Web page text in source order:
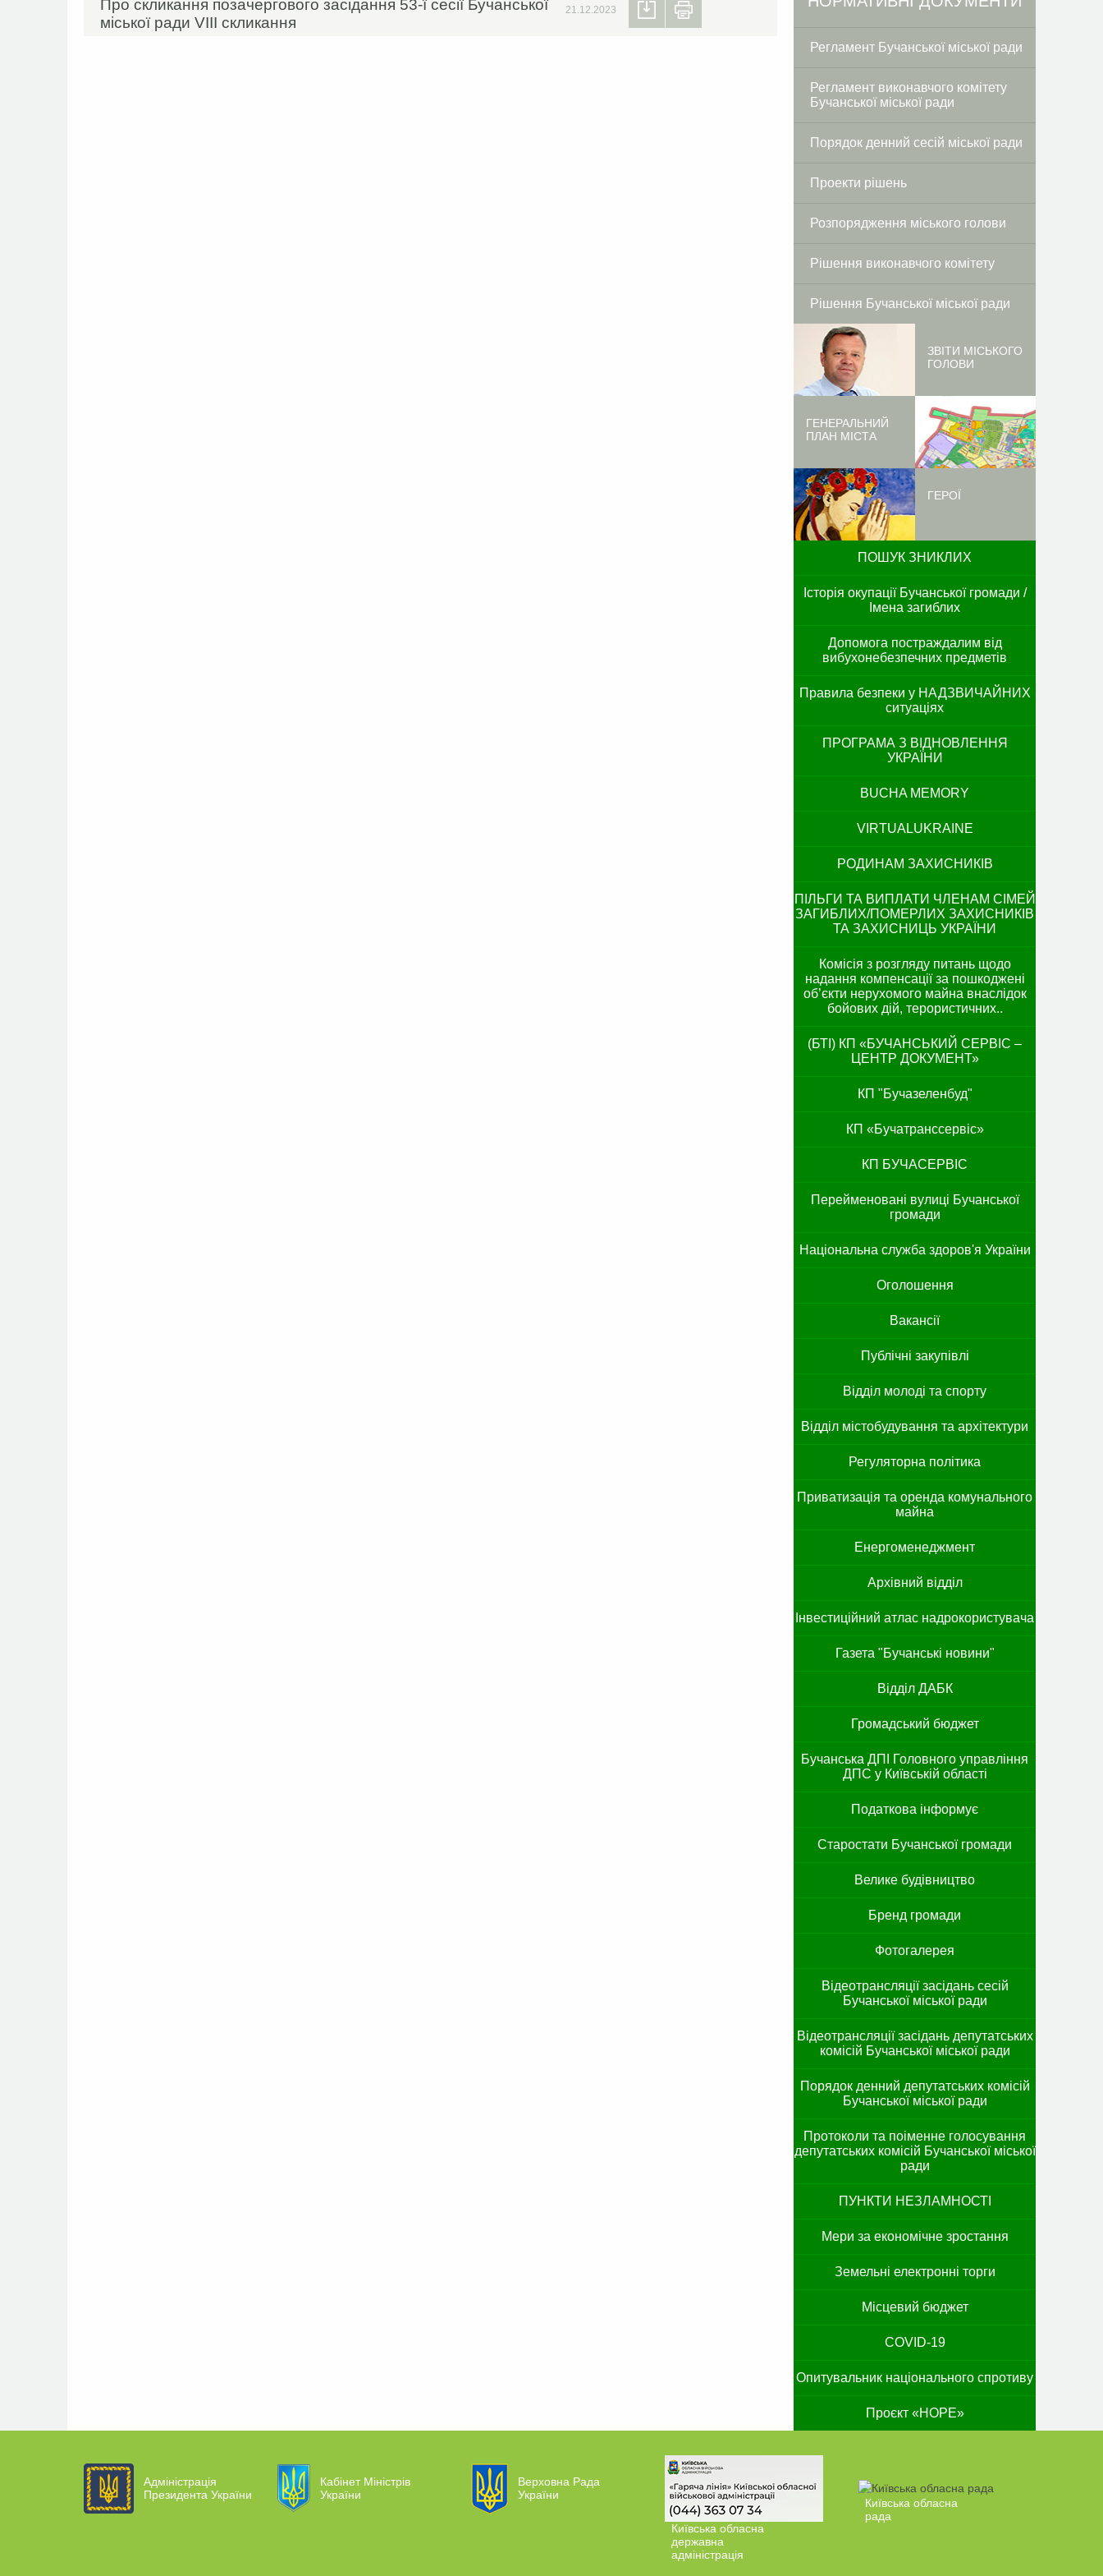
Про скликання позачергового засідання 53-ї сесії Бучанської
міської ради VIIІ скликання
21.12.2023
Регламент Бучанської міської ради
Регламент виконавчого комітету
Бучанської міської ради
Порядок денний сесій міської ради
Проекти рішень
Розпорядження міського голови
Рішення виконавчого комітету
Рішення Бучанської міської ради
ЗВІТИ МІСЬКОГО
ГОЛОВИ
ГЕНЕРАЛЬНИЙ
ПЛАН МІСТА
ГЕРОЇ
ПОШУК ЗНИКЛИХ
Історія окупації Бучанської громади /
Імена загиблих
Допомога постраждалим від
вибухонебезпечних предметів
Правила безпеки у НАДЗВИЧАЙНИХ
ситуаціях
ПРОГРАМА З ВІДНОВЛЕННЯ
УКРАЇНИ
BUCHA MEMORY
VIRTUALUKRAINE
РОДИНАМ ЗАХИСНИКІВ
ПІЛЬГИ ТА ВИПЛАТИ ЧЛЕНАМ СІМЕЙ
ЗАГИБЛИХ/ПОМЕРЛИХ ЗАХИСНИКІВ
ТА ЗАХИСНИЦЬ УКРАЇНИ
Комісія з розгляду питань щодо
надання компенсації за пошкоджені
об’єкти нерухомого майна внаслідок
бойових дій, терористичних..
(БТІ) КП «БУЧАНСЬКИЙ СЕРВІС –
ЦЕНТР ДОКУМЕНТ»
КП "Бучазеленбуд"
КП «Бучатранссервіс»
КП БУЧАСЕРВІС
Перейменовані вулиці Бучанської
громади
Національна служба здоров'я України
Оголошення
Вакансії
Публічні закупівлі
Відділ молоді та спорту
Відділ містобудування та архітектури
Регуляторна політика
Приватизація та оренда комунального
майна
Енергоменеджмент
Архівний відділ
Інвестиційний атлас надрокористувача
Газета "Бучанські новини"
Відділ ДАБК
Громадський бюджет
Бучанська ДПІ Головного управління
ДПС у Київській області
Податкова інформує
Старостати Бучанської громади
Велике будівництво
Бренд громади
Фотогалерея
Відеотрансляції засідань сесій
Бучанської міської ради
Відеотрансляції засідань депутатських
комісій Бучанської міської ради
Порядок денний депутатських комісій
Бучанської міської ради
Протоколи та поіменне голосування
депутатських комісій Бучанської міської
ради
ПУНКТИ НЕЗЛАМНОСТІ
Мери за економічне зростання
Земельні електронні торги
Місцевий бюджет
COVID-19
Опитувальник національного спротиву
Проєкт «HOPE»
Адміністрація
Президента України
Кабінет Міністрів
України
Верховна Рада
України
Київська обласна
державна
адміністрація
Київська обласна
рада